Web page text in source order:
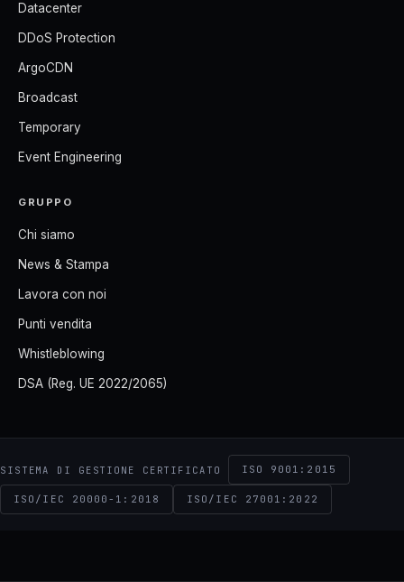
Datacenter
DDoS Protection
ArgoCDN
Broadcast
Temporary
Event Engineering
GRUPPO
Chi siamo
News & Stampa
Lavora con noi
Punti vendita
Whistleblowing
DSA (Reg. UE 2022/2065)
SISTEMA DI GESTIONE CERTIFICATO ISO 9001:2015
ISO/IEC 20000-1:2018 ISO/IEC 27001:2022